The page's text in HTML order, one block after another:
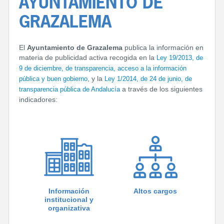
AYUNTAMIENTO DE
GRAZALEMA
El Ayuntamiento de Grazalema publica la información en
materia de publicidad activa recogida en la Ley 19/2013, de
9 de diciembre, de transparencia, acceso a la información
pública y buen gobierno , y la Ley 1/2014, de 24 de junio, de
transparencia pública de Andalucía a través de los siguientes
indicadores:
Información
institucional y
organizativa
Altos cargos